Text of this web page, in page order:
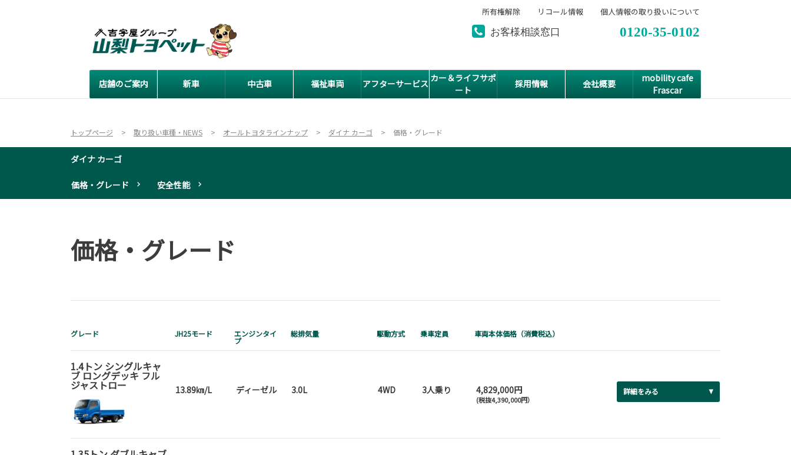
お客様相談窓口 0120-35-0102
店舗のご案内 新車 中古車 福祉車両 アフターサービス カー＆ライフサポ
ート
採用情報 会社概要
mobility cafe
Frascar
所有権解除 リコール情報 個人情報の取り扱いについて
トップページ 取り扱い車種・NEWS オールトヨタラインナップ ダイナ カーゴ 価格・グレード
ダイナ カーゴ
価格・グレード 安全性能
価格・グレード
グレード JH25モード エンジンタイ
プ
総排気量 駆動方式 乗車定員 車両本体価格（消費税込）
1.4トン シングルキャ
ブ ロングデッキ フル
ジャストロー 13.89㎞/L ディーゼル 3.0L 4WD 3人乗り 4,829,000円
(税抜4,390,000円）
詳細をみる